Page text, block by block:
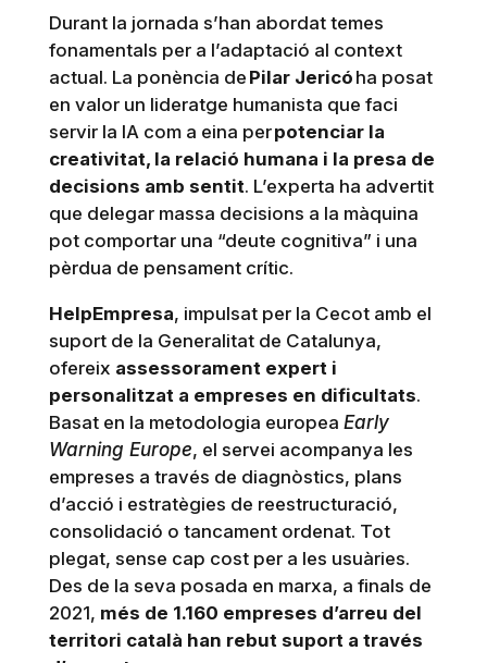
Durant la jornada s’han abordat temes
fonamentals per a l’adaptació al context
actual. La ponència de Pilar Jericó ha posat
en valor un lideratge humanista que faci
servir la IA com a eina perpotenciar la
creativitat, la relació humana i la presa de
decisions amb sentit. L’experta ha advertit
que delegar massa decisions a la màquina
pot comportar una “deute cognitiva” i una
pèrdua de pensament crític.
HelpEmpresa, impulsat per la Cecot amb el
suport de la Generalitat de Catalunya,
ofereix assessorament expert i
personalitzat a empreses en dificultats.
Basat en la metodologia europea Early
Warning Europe, el servei acompanya les
empreses a través de diagnòstics, plans
d’acció i estratègies de reestructuració,
consolidació o tancament ordenat. Tot
plegat, sense cap cost per a les usuàries.
Des de la seva posada en marxa, a finals de
2021, més de 1.160 empreses d’arreu del
territori català han rebut suport a través